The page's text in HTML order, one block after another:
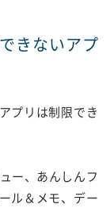
きないアプ
プリは制限でき
ー、あんしんフ
ル＆メモ、デー